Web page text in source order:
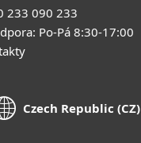
233 090 233
Po-Pá 8:30-17:00
Czech Republic (CZ)